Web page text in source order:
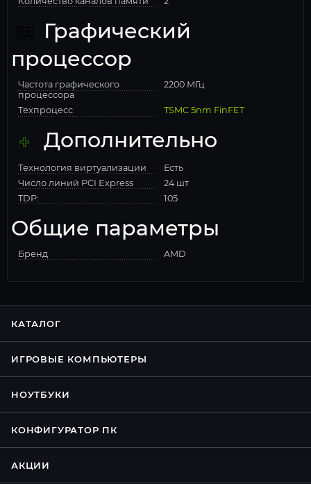
Графический
процессор
Частота графического
процессора
2200 МГц
Техпроцесс TSMC 5nm FinFET
Дополнительно
Технология виртуализации
Есть
Число линий PCI Express
24 шт
TDP:
105
Общие параметры
Бренд AMD
КАТАЛОГ
ИГРОВЫЕ КОМПЬЮТЕРЫ
НОУТБУКИ
КОНФИГУРАТОР ПК
АКЦИИ